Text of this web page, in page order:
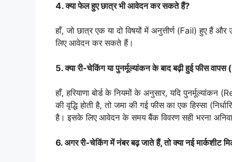
4. क्या फेल हुए छात्र भी आवेदन कर सकते हैं?
हाँ, जो छात्र एक या दो विषयों में अनुत्तीर्ण (Fail) हुए हैं
लिए आवेदन कर सकते हैं।
5. क्या री-चेकिंग या पुनर्मूल्यांकन के बाद बढ़ी हुई फीस
हाँ, हरियाणा बोर्ड के नियमों के अनुसार, यदि
की वृद्धि होती है, तो जमा की गई फीस का एक हिस्सा
है। इसके लिए आवेदन के समय बैंक विवरण सही भरना
6. अगर री-चेकिंग में नंबर बढ़ जाते हैं, तो क्या नई मार्कशीट